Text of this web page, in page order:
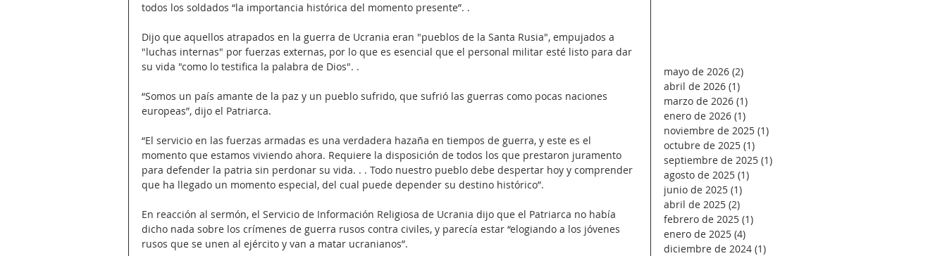
todos los soldados “la importancia histórica del momento presente”. .
Dijo que aquellos atrapados en la guerra de Ucrania eran "pueblos de la Santa Rusia", empujados a
"luchas internas" por fuerzas externas, por lo que es esencial que el personal militar esté listo para dar
su vida "como lo testifica la palabra de Dios". .
“Somos un país amante de la paz y un pueblo sufrido, que sufrió las guerras como pocas naciones
europeas”, dijo el Patriarca.
“El servicio en las fuerzas armadas es una verdadera hazaña en tiempos de guerra, y este es el
momento que estamos viviendo ahora. Requiere la disposición de todos los que prestaron juramento
para defender la patria sin perdonar su vida. . . Todo nuestro pueblo debe despertar hoy y comprender
que ha llegado un momento especial, del cual puede depender su destino histórico”.
En reacción al sermón, el Servicio de Información Religiosa de Ucrania dijo que el Patriarca no había
dicho nada sobre los crímenes de guerra rusos contra civiles, y parecía estar “elogiando a los jóvenes
rusos que se unen al ejército y van a matar ucranianos”.
mayo de 2026 (2)
abril de 2026 (1)
marzo de 2026 (1)
enero de 2026 (1)
noviembre de 2025 (1)
octubre de 2025 (1)
septiembre de 2025 (1)
agosto de 2025 (1)
junio de 2025 (1)
abril de 2025 (2)
febrero de 2025 (1)
enero de 2025 (4)
diciembre de 2024 (1)